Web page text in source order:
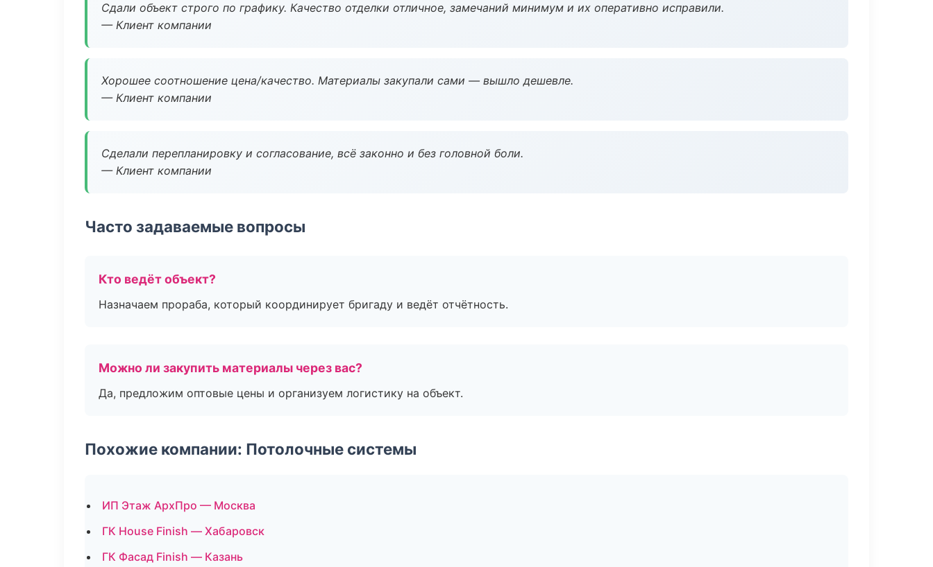
Сдали объект строго по графику. Качество отделки отличное, замечаний минимум и их оперативно исправили.
— Клиент компании
Хорошее соотношение цена/качество. Материалы закупали сами — вышло дешевле.
— Клиент компании
Сделали перепланировку и согласование, всё законно и без головной боли.
— Клиент компании
Часто задаваемые вопросы
Кто ведёт объект?
Назначаем прораба, который координирует бригаду и ведёт отчётность.
Можно ли закупить материалы через вас?
Да, предложим оптовые цены и организуем логистику на объект.
Похожие компании: Потолочные системы
ИП Этаж АрхПро — Москва
ГК House Finish — Хабаровск
ГК Фасад Finish — Казань